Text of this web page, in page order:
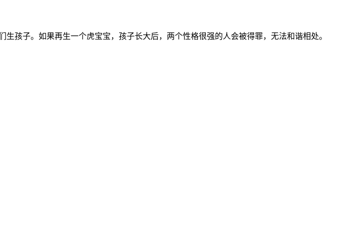
孩子。如果再生一个虎宝宝，孩子长大后，两个性格很强的人会被得罪，无法和谐相处。